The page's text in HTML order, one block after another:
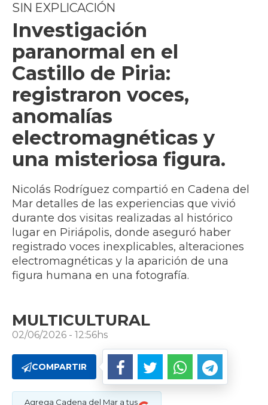
SIN EXPLICACIÓN
Investigación
paranormal en el
Castillo de Piria:
registraron voces,
anomalías
electromagnéticas y
una misteriosa figura.
Nicolás Rodríguez compartió en Cadena del
Mar detalles de las experiencias que vivió
durante dos visitas realizadas al histórico
lugar en Piriápolis, donde aseguró haber
registrado voces inexplicables, alteraciones
electromagnéticas y la aparición de una
figura humana en una fotografía.
MULTICULTURAL
02/06/2026 - 12:56hs
COMPARTIR
Agrega Cadena del Mar a tus